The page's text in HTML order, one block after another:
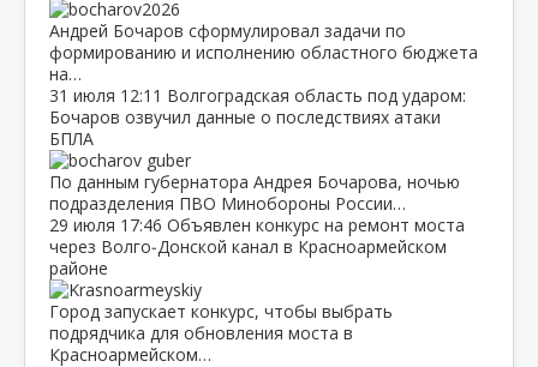
Андрей Бочаров сформулировал задачи по
формированию и исполнению областного бюджета
на…
31 июля 12:11 Волгоградская область под ударом:
Бочаров озвучил данные о последствиях атаки
БПЛА
По данным губернатора Андрея Бочарова, ночью
подразделения ПВО Минобороны России…
29 июля 17:46 Объявлен конкурс на ремонт моста
через Волго‑Донской канал в Красноармейском
районе
Город запускает конкурс, чтобы выбрать
подрядчика для обновления моста в
Красноармейском…